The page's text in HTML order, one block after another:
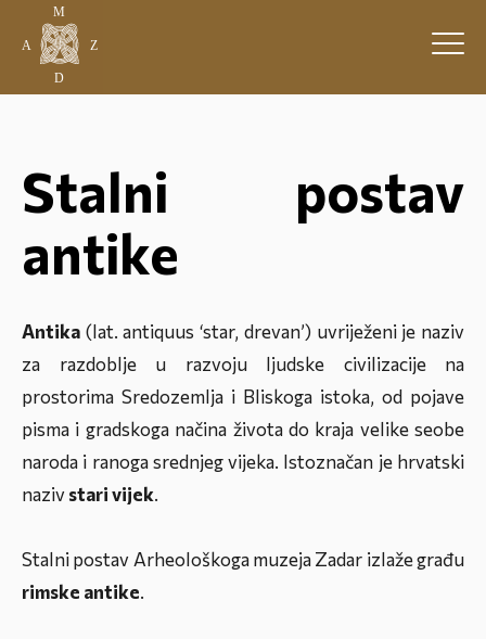
Stalni postav
antike
Antika (lat.antiquus ‘star, drevan’) uvriježeni je naziv
za razdoblje u razvoju ljudske civilizacije na
prostorima Sredozemlja i Bliskoga istoka, od pojave
pisma i gradskoga načina života do kraja velike seobe
naroda i ranoga srednjeg vijeka. Istoznačan je hrvatski
nazivstari vijek.
Stalni postav Arheološkoga muzeja Zadar izlaže građu
rimske antike.